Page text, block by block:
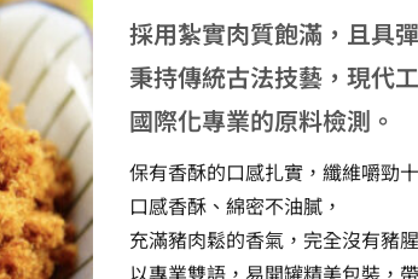
始
價
格：
採用紮實肉質飽滿，且具
秉持傳統古法技藝，現代
國際化專業的原料檢測。
保有香酥的口感扎實，纖維嚼勁
口感香酥、綿密不油膩，
充滿豬肉鬆的香氣，完全沒有豬